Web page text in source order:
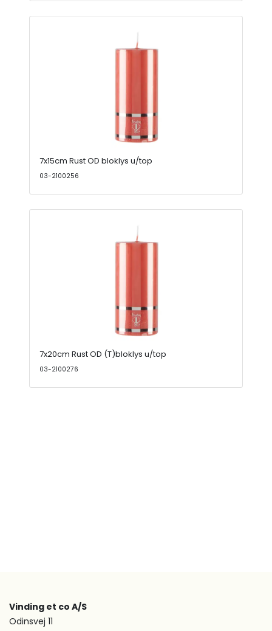
7x15cm Rust OD bloklys u/top
03-2100256
7x20cm Rust OD (T)bloklys u/top
03-2100276
Vinding et co A/S
Odinsvej 11